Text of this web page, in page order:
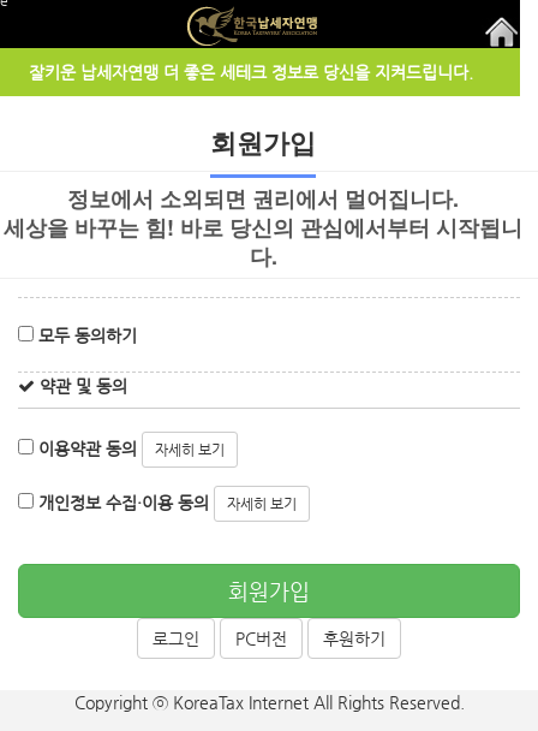
잘키운 납세자연맹 더 좋은 세테크 정보로 당신을 지켜드립니다.
회원가입
정보에서 소외되면 권리에서 멀어집니다.
세상을 바꾸는 힘! 바로 당신의 관심에서부터 시작됩니
다.
모두 동의하기
약관 및 동의
이용약관 동의 자세히 보기
개인정보 수집·이용 동의 자세히 보기
회원가입
로그인 PC버전 후원하기
Copyright ⓒ KoreaTax Internet All Rights Reserved.